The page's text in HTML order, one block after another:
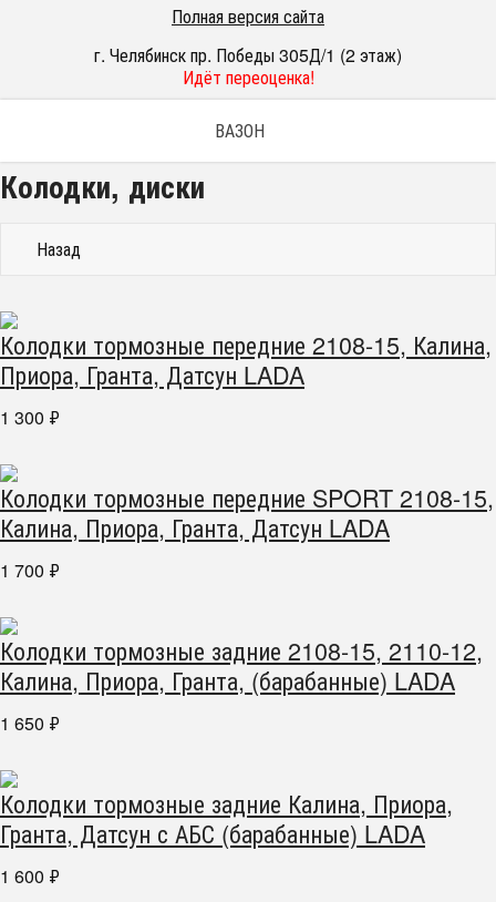
Полная версия сайта
г. Челябинск пр. Победы 305Д/1 (2 этаж)
Идёт переоценка!
ВАЗОН
Колодки, диски
Назад
Колодки тормозные передние 2108-15, Калина,
Приора, Гранта, Датсун LADA
1 300 ₽
Колодки тормозные передние SPORT 2108-15,
Калина, Приора, Гранта, Датсун LADA
1 700 ₽
Колодки тормозные задние 2108-15, 2110-12,
Калина, Приора, Гранта, (барабанные) LADA
1 650 ₽
Колодки тормозные задние Калина, Приора,
Гранта, Датсун с АБС (барабанные) LADA
1 600 ₽